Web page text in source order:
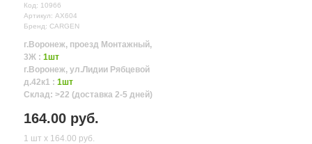
Код: 10966
Артикул: AX604
Бренд: CARGEN
г.Воронеж, проезд Монтажный,
3Ж : 1шт
г.Воронеж, ул.Лидии Рябцевой
д.42к1 : 1шт
Склад: >22 (доставка 2-5 дней)
164.00 руб.
1 шт х 164.00 руб.